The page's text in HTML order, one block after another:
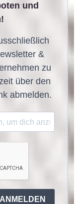
und
&
zu
über den
abmelden.
ANMELDEN